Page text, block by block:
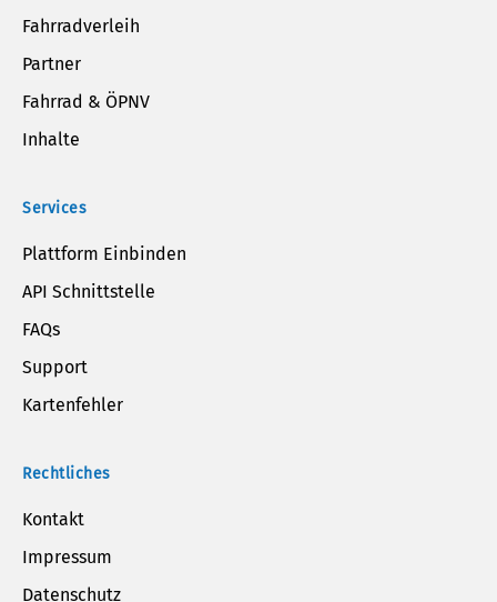
Fahrradverleih
Partner
Fahrrad & ÖPNV
Inhalte
Services
Plattform Einbinden
API Schnittstelle
FAQs
Support
Kartenfehler
Rechtliches
Kontakt
Impressum
Datenschutz